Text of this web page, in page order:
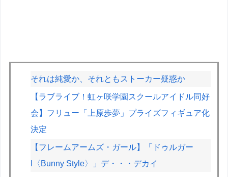
それは純愛か、それともストーカー疑惑か
【ラブライブ！虹ヶ咲学園スクールアイドル同好
会】フリュー「上原歩夢」プライズフィギュア化
決定
【フレームアームズ・ガール】「ドゥルガー
I〈Bunny Style〉」デ・・・デカイ